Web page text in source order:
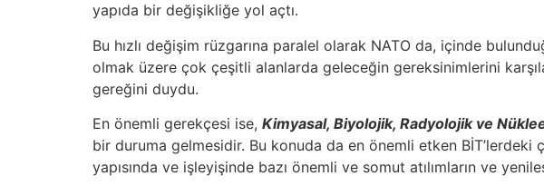
yapıda bir değişikliğe yol açtı.
Bu hızlı değişim rüzgarına paralel olarak NATO da, içinde
olmak üzere çok çeşitli alanlarda geleceğin gereksinimlerini
gereğini duydu.
En önemli gerekçesi ise, Kimyasal, Biyolojik, Radyolojik ve
bir duruma gelmesidir. Bu konuda da en önemli etken BİT’lerdeki
yapısında ve işleyişinde bazı önemli ve somut atılımların ve